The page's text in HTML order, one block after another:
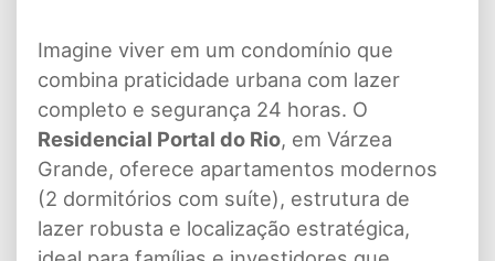
Imagine viver em um condomínio que
combina praticidade urbana com lazer
completo e segurança 24 horas. O
Residencial Portal do Rio, em Várzea
Grande, oferece apartamentos modernos
(2 dormitórios com suíte), estrutura de
lazer robusta e localização estratégica,